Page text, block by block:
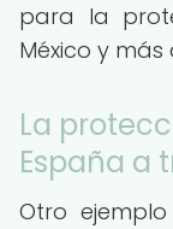
para la
México y más
La
España a
Otro